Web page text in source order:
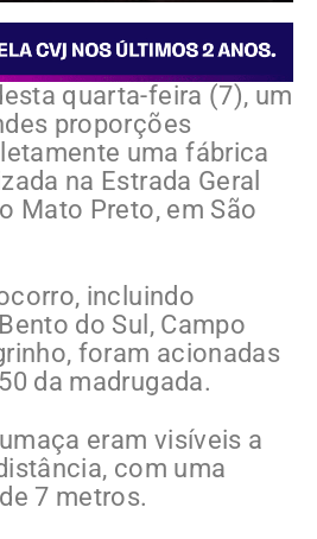
quarta-feira (7), um
proporções
uma fábrica
na Estrada Geral
Mato Preto, em São
incluindo
do Sul, Campo
foram acionadas
da madrugada.
eram visíveis a
com uma
7 metros.